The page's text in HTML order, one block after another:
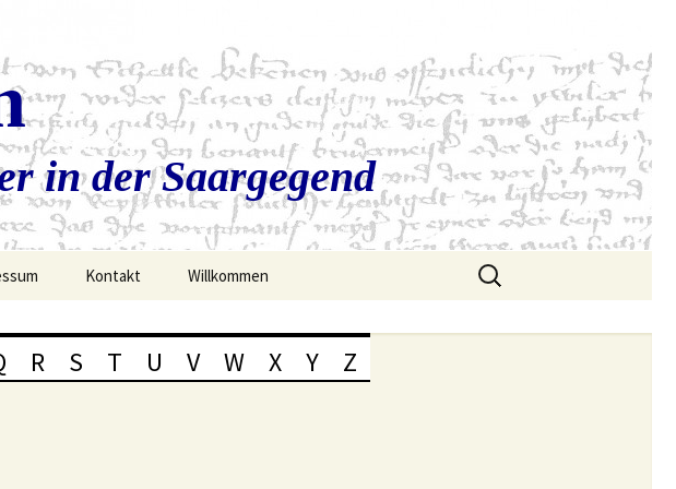
in der Saargegend
Kontakt Willkommen
Suchen
nach:
R S T U V W X Y Z